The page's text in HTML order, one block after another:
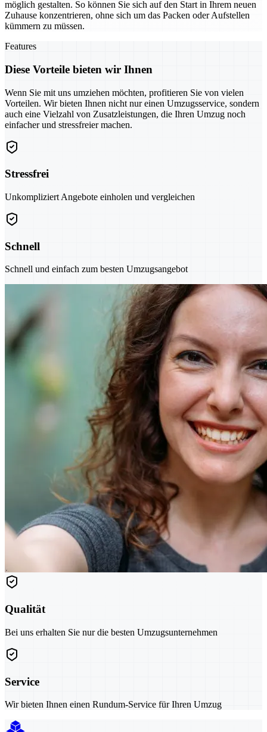
möglich gestalten. So können Sie sich auf den Start in Ihrem neuen
Zuhause konzentrieren, ohne sich um das Packen oder Aufstellen
kümmern zu müssen.
Features
Diese Vorteile bieten wir Ihnen
Wenn Sie mit uns umziehen möchten, profitieren Sie von vielen
Vorteilen. Wir bieten Ihnen nicht nur einen Umzugsservice, sondern
auch eine Vielzahl von Zusatzleistungen, die Ihren Umzug noch
einfacher und stressfreier machen.
Stressfrei
Unkompliziert Angebote einholen und vergleichen
Schnell
Schnell und einfach zum besten Umzugsangebot
Qualität
Bei uns erhalten Sie nur die besten Umzugsunternehmen
Service
Wir bieten Ihnen einen Rundum-Service für Ihren Umzug